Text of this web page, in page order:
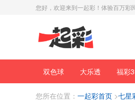
您好，欢迎来到一起彩！体验百万彩
双色球 大乐透 福彩
您所在位置： 一起彩首页 >七星